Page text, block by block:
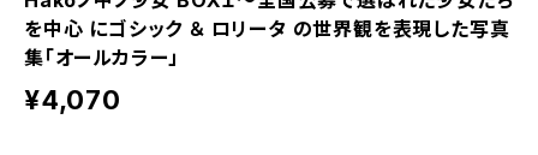
を中心 にゴシック ＆ ロリータ の世界観を表現した写真
集「オールカラー」
¥4,070